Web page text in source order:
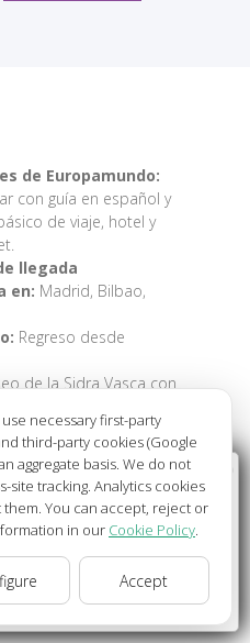
de Europamundo:
con guía en español y
de viaje, hotel y
llegada
en: Madrid, Bilbao,
Regreso desde
de la Sidra Vasca con
en Madrid, Mirador
Marcos en Segovia
Monte Igueldo en San
de Montserrat
San Sebastian,
Vacations, your in the
site of:
Vacaciones, está usted en el
de:
change/cambiar
necessary first-party
third-party cookies (Google
aggregate basis. We do not
site tracking. Analytics cookies
You can accept, reject or
in our Cookie Policy.
Accept